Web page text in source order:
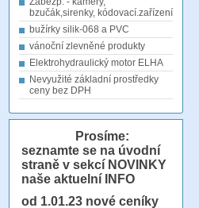
bzučák,sirenky, kódovací.zařízení
bužírky silik-068 a PVC
vánoční zlevněné produkty
Elektrohydraulický motor ELHA
Nevyužité základní prostředky
ceny bez DPH
Prosíme:
seznamte se na úvodní
straně v sekcí NOVINKY
naše aktuelní INFO
od 1.01.23 nové ceníky